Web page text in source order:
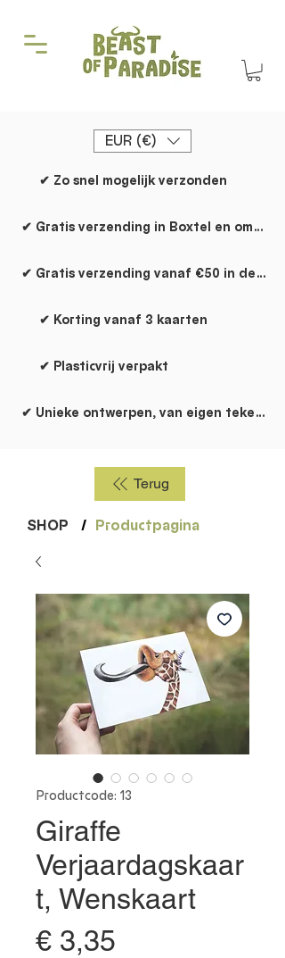
EUR (€)
✔ Zo snel mogelijk verzonden
✔ Gratis verzending in Boxtel en omgeving
✔ Gratis verzending vanaf €50 in de rest van NL
✔ Korting vanaf 3 kaarten
✔ Plasticvrij verpakt
✔ Unieke ontwerpen, van eigen
Terug
SHOP / Productpagina
Productcode: 13
Giraffe
Verjaardagskaar
t, Wenskaart
€ 3,35